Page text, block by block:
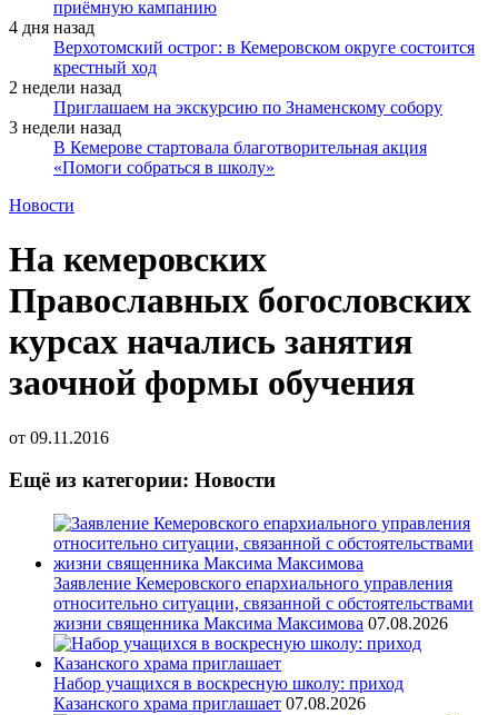
приёмную кампанию
4 дня назад
Верхотомский острог: в Кемеровском округе состоится
крестный ход
2 недели назад
Приглашаем на экскурсию по Знаменскому собору
3 недели назад
В Кемерове стартовала благотворительная акция
«Помоги собраться в школу»
Новости
На кемеровских
Православных богословских
курсах начались занятия
заочной формы обучения
от 09.11.2016
Ещё из категории: Новости
Заявление Кемеровского епархиального управления
относительно ситуации, связанной с обстоятельствами
жизни священника Максима Максимова 07.08.2026
Набор учащихся в воскресную школу: приход
Казанского храма приглашает 07.08.2026